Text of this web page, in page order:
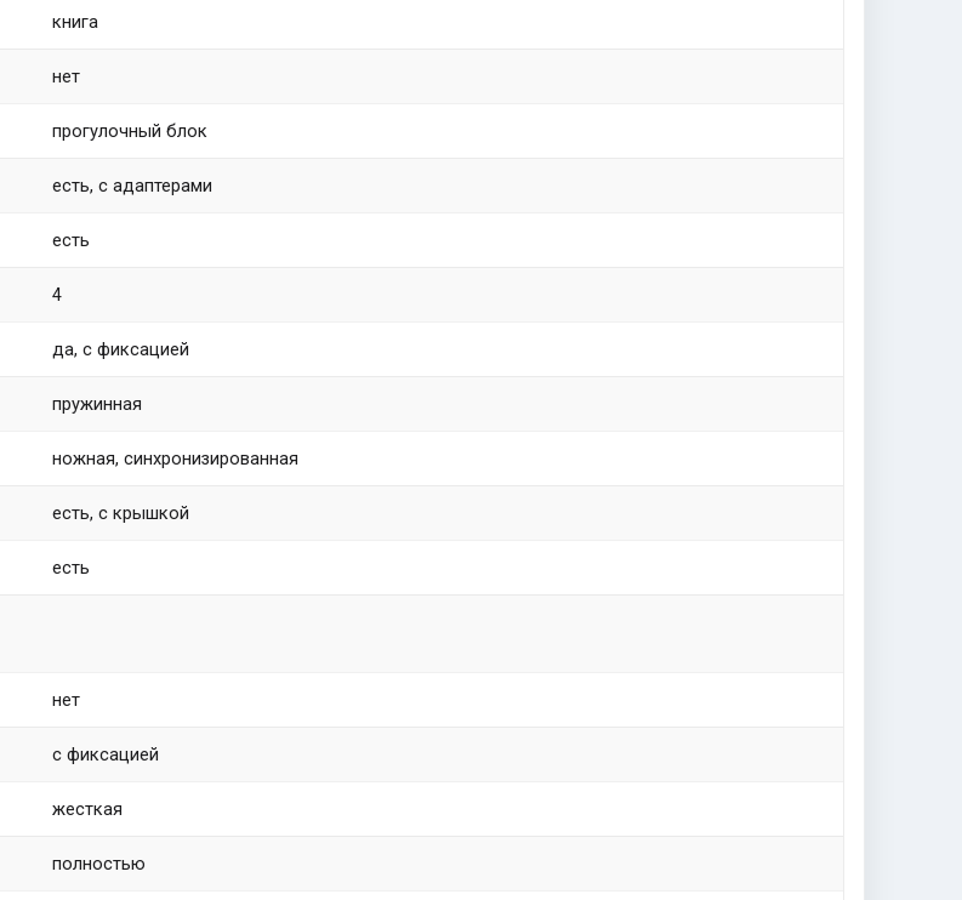
книга
нет
прогулочный блок
есть, с адаптерами
есть
4
да, с фиксацией
пружинная
ножная, синхронизированная
есть, с крышкой
есть
нет
с фиксацией
жесткая
полностью